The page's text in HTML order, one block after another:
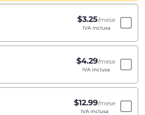
$3.25/mese
IVA inclusa
$4.29/mese
IVA inclusa
$12.99/mese
IVA inclusa